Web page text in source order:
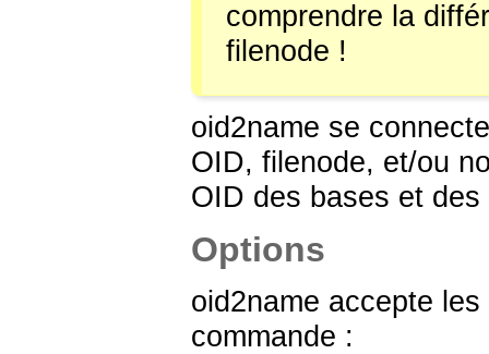
comprendre la
filenode !
oid2name se
OID, filenode, et/ou
OID des bases et
Options
oid2name accepte
commande :